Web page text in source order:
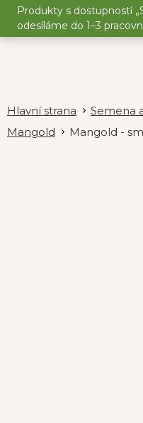
Přejít
obsah
Produkty s dostupností
odesíláme do 1–3
Semena
Mangold
Mangold -